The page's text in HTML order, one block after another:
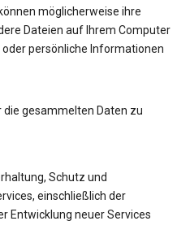
möglicherweise ihre
Dateien auf Ihrem Computer
persönliche Informationen
die gesammelten Daten zu
Schutz und
einschließlich der
Entwicklung neuer Services